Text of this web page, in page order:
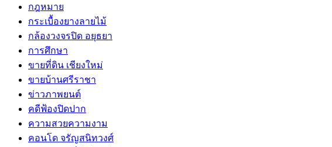
กฎหมาย
กระเบื้องยางลายไม้
กล้องวงจรปิด อยุธยา
การศึกษา
ขายที่ดิน เชียงใหม่
ขายบ้านศรีราชา
ข่าวภาพยนต์
คดีฟ้องปิดปาก
ความสวยความงาม
คอนโด จรัญสนิทวงศ์